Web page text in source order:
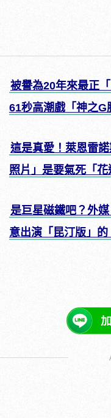
被譽為20年來最正
61秒高潮戲「神之G
這是真愛！萊恩雷
照片」是要氣死「花
是巨星磁鐵吧？外
意出演「昆汀版」的